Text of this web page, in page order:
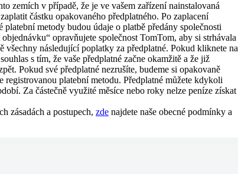
zemích v případě, že je ve vašem zařízení nainstalovaná
částku opakovaného předplatného. Po zaplacení
metody budou údaje o platbě předány společnosti
opravňujete společnost TomTom, aby si strhávala
všechny následující poplatky za předplatné. Pokud kliknete na
s tím, že vaše předplatné začne okamžitě a že již
Pokud své předplatné nezrušíte, budeme si opakovaně
registrovanou platební metodu. Předplatné můžete kdykoli
Za částečně využité měsíce nebo roky nelze peníze získat
zásadách a postupech, zde najdete naše obecné podmínky a